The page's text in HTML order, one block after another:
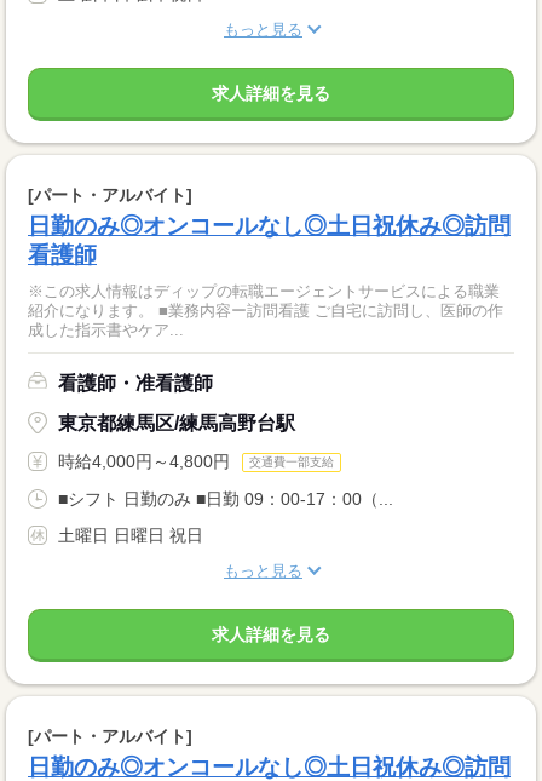
もっと見る
求人詳細を見る
[パート・アルバイト]
日勤のみ◎オンコールなし◎土日祝休み◎訪問
看護師
※この求人情報はディップの転職エージェントサービスによる職業
紹介になります。 ■業務内容ー訪問看護 ご自宅に訪問し、医師の作
成した指示書やケア...
看護師・准看護師
東京都練馬区/練馬高野台駅
時給4,000円～4,800円 交通費一部支給
■シフト 日勤のみ ■日勤 09：00-17：00（...
土曜日 日曜日 祝日
もっと見る
求人詳細を見る
[パート・アルバイト]
日勤のみ◎オンコールなし◎土日祝休み◎訪問